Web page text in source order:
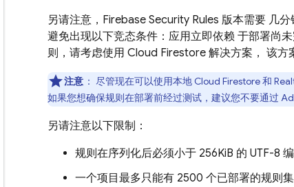
另请注意， Firebase Security Rules 版本需要 几
避免出现以下竞态条件：应用立即依赖 于部署尚
则，请考虑使用 Cloud Firestore 解决方案， 该方
注意 ： 尽管现在可以使用本地 Cloud Firestore和
如果您想确保规则在部署前经过测试，建议您不要通过
另请注意以下限制：
规则在序列化后必须小于 256KiB 的 UTF-8 编
一个项目最多只能有 2500 个已部署的规则